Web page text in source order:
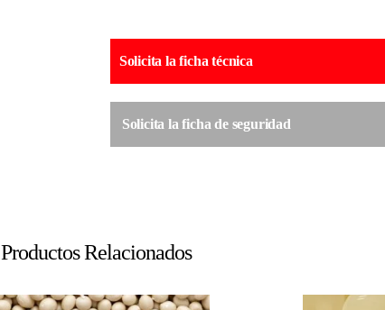
Solicita la ficha técnica
Solicita la ficha de seguridad
Productos Relacionados